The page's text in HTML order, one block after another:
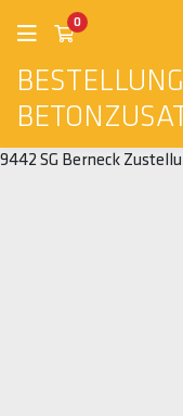
BESTELLUNG
0
9442 SG Berneck